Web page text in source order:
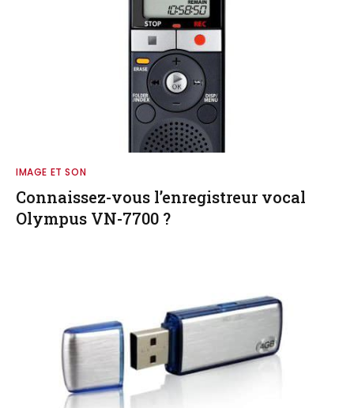
IMAGE ET SON
Connaissez-vous l’enregistreur vocal
Olympus VN-7700 ?